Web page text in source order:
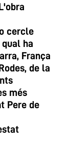
cercle
ha
França
de la
més
Pere de